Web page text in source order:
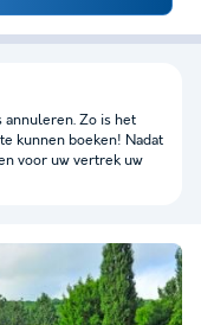
annuleren. Zo is het
kunnen boeken! Nadat
voor uw vertrek uw